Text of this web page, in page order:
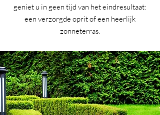
geniet u in geen tijd van het eindresultaat:
een verzorgde oprit of een heerlijk
zonneterras.